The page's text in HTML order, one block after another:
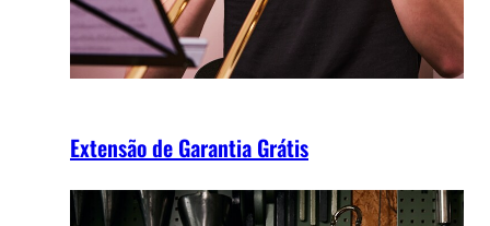
Extensão de Garantia Grátis